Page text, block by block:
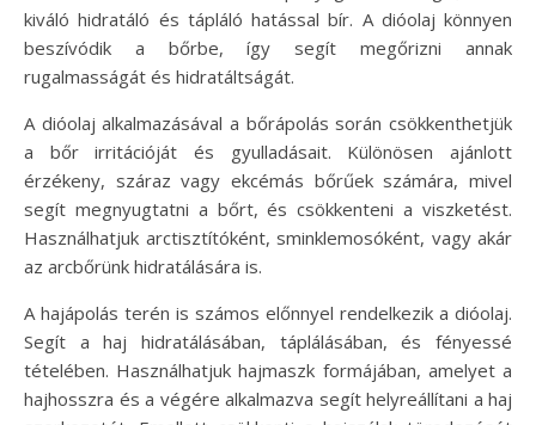
kiváló hidratáló és tápláló hatással bír. A dióolaj könnyen
beszívódik a bőrbe, így segít megőrizni annak
rugalmasságát és hidratáltságát.
A dióolaj alkalmazásával a bőrápolás során csökkenthetjük
a bőr irritációját és gyulladásait. Különösen ajánlott
érzékeny, száraz vagy ekcémás bőrűek számára, mivel
segít megnyugtatni a bőrt, és csökkenteni a viszketést.
Használhatjuk arctisztítóként, sminklemosóként, vagy akár
az arcbőrünk hidratálására is.
A hajápolás terén is számos előnnyel rendelkezik a dióolaj.
Segít a haj hidratálásában, táplálásában, és fényessé
tételében. Használhatjuk hajmaszk formájában, amelyet a
hajhosszra és a végére alkalmazva segít helyreállítani a haj